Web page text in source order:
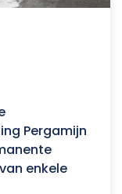
Pergamijn
enkele